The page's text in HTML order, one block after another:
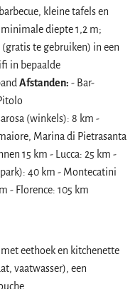
kleine tafels en
diepte 1,2 m;
te gebruiken) in een
in bepaalde
Afstanden: - Bar-
(winkels): 8 km -
Marina di Pietrasanta
15 km - Lucca: 25 km -
40 km - Montecatini
- Florence: 105 km
eethoek en kitchenette
vaatwasser), een